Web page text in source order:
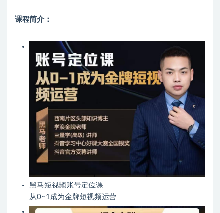
课程简介：
黑马短视频账号定位课
​从0~1成为金牌短视频运营